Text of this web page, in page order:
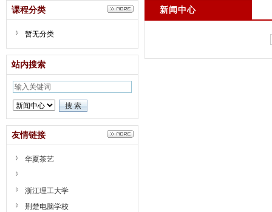
课程分类
暂无分类
站内搜索
友情链接
华夏茶艺
浙江理工大学
荆楚电脑学校
新闻中心